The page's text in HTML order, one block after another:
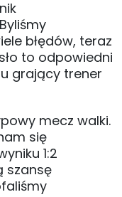
błędów, teraz
to odpowiedni
grający trener
mecz walki.
się
1:2
szansę